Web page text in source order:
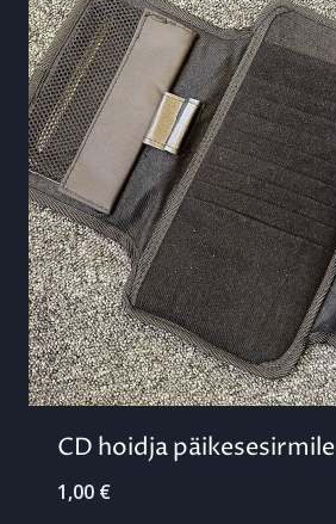
CD hoidja päikesesirmile
1,00 €